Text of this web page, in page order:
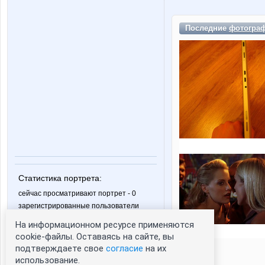
Статистика портрета:
сейчас просматривают портрет - 0
зарегистрированные пользователи
Последние
На информационном ресурсе применяются
cookie-файлы. Оставаясь на сайте, вы
подтверждаете свое согласие на их
использование.